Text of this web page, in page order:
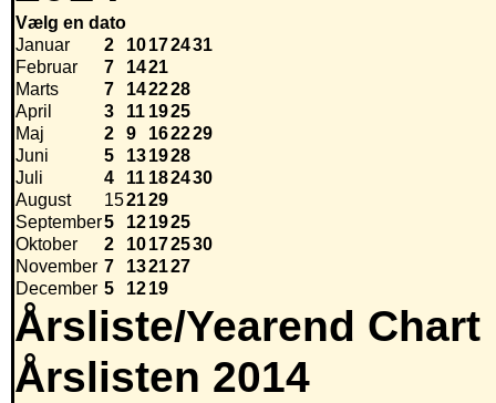
Vælg en dato
Januar
2 10172431
Februar
7 1421
Marts
7 142228
April
3 11 1925
Maj
2 9 162229
Juni
5 131928
Juli
4 11 182430
August
152129
September5 121925
Oktober
2 10172530
November 7 132127
December 5 1219
Årsliste/Yearend Chart
Årslisten 2014